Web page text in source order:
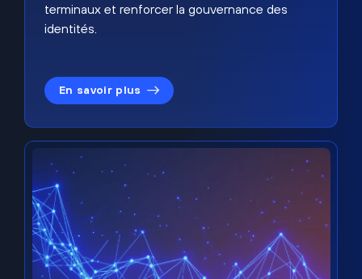
terminaux et renforcer la gouvernance des
identités.
En savoir plus